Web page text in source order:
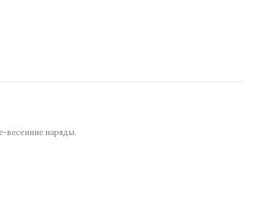
весенние наряды.